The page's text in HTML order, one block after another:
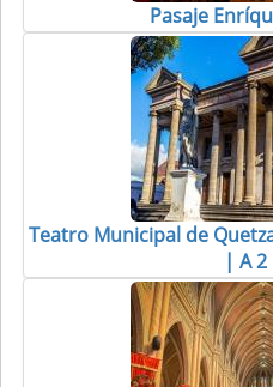
Pasaje
Teatro Municipal de
| A 2